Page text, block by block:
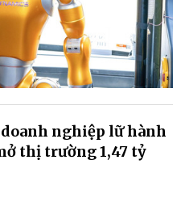
nghiệp lữ hành
thị trường 1,47 tỷ